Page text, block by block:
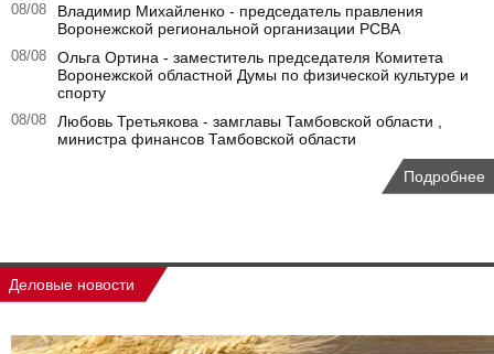
08/08
Владимир Михайленко - председатель правления
Воронежской региональной организации РСВА
08/08
Ольга Ортина - заместитель председателя Комитета
Воронежской областной Думы по физической культуре и
спорту
08/08
Любовь Третьякова - замглавы Тамбовской области ,
министра финансов Тамбовской области
Подробнее
Деловые новости